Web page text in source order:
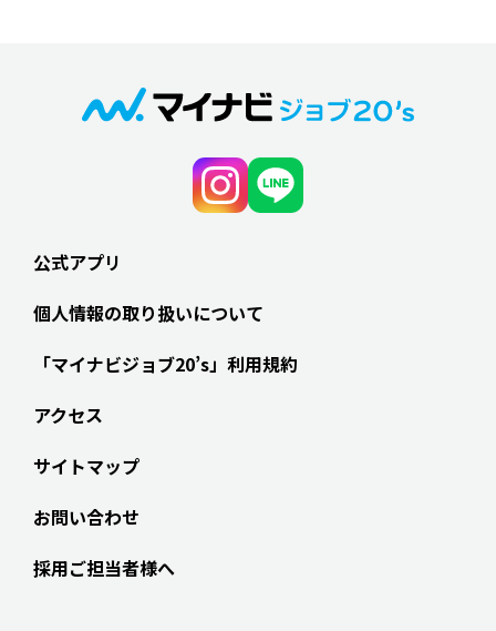
公式アプリ
個人情報の取り扱いについて
「マイナビジョブ20’s」利用規約
アクセス
サイトマップ
お問い合わせ
採用ご担当者様へ